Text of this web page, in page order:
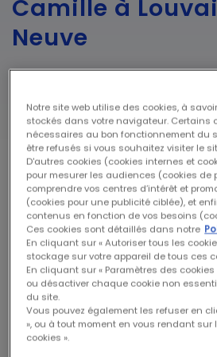
Camille à
Neuve
Louvain-la-Neuve ?
Rue de Clairvaux 40 bte 2 – 1348
voir l'itinéraire
retrouvez nos autres espaces
Comment contacter
Camille ?
Les conseillers Camille du
Neuvesont à votre écoutedu
à 12h et de 13h à 17h.
L’équipe est joignable :
Notre site web utilise des cookies, à
stockés dans votre navigateur. Certains
nécessaires au bon fonctionnement du
être refusés si vous souhaitez visiter le
D'autres cookies (cookies internes et
pour mesurer les audiences (cookies de
comprendre vos centres d’intérêt et
(cookies pour une publicité ciblée), et
contenus en fonction de vos besoins
Ces cookies sont détaillés dans notre
En cliquant sur « Autoriser tous les
stockage sur votre appareil de tous ces
En cliquant sur « Paramètres des cookies
ou désactiver chaque cookie non
du site.
Vous pouvez également les refuser en
», ou à tout moment en vous rendant sur
cookies ».